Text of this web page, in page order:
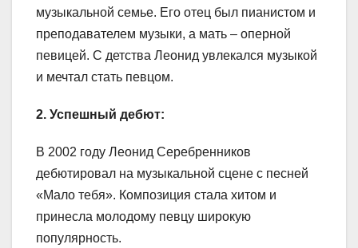
музыкальной семье. Его отец был пианистом и
преподавателем музыки, а мать – оперной
певицей. С детства Леонид увлекался музыкой
и мечтал стать певцом.
2. Успешный дебют:
В 2002 году Леонид Серебренников
дебютировал на музыкальной сцене с песней
«Мало тебя». Композиция стала хитом и
принесла молодому певцу широкую
популярность.